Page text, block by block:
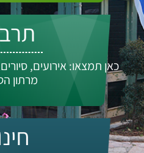
כאן תמצאו: אירועים,
מרתון